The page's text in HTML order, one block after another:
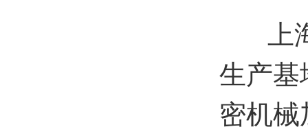
上海
生产基
密机